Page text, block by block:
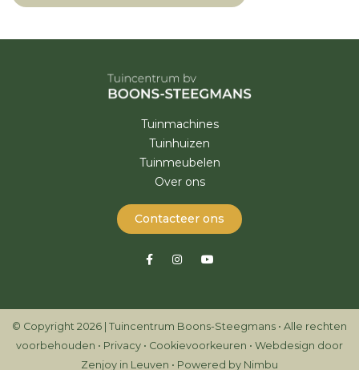
Tuinmachines
Tuinhuizen
Tuinmeubelen
Over ons
Contacteer ons
© Copyright 2026 | Tuincentrum Boons-Steegmans • Alle rechten
voorbehouden • Privacy • Cookievoorkeuren • Webdesign door
Zenjoy in Leuven • Powered by Nimbu